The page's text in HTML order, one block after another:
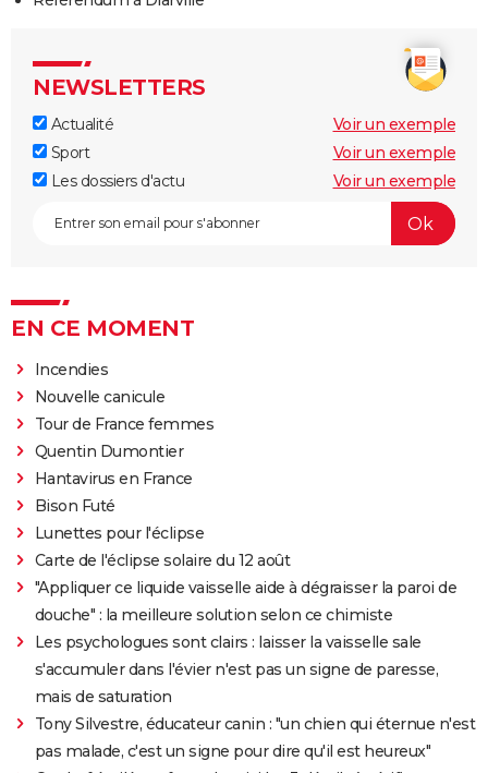
NEWSLETTERS
Actualité
Voir un exemple
Sport
Voir un exemple
Les dossiers d'actu
Voir un exemple
EN CE MOMENT
Incendies
Nouvelle canicule
Tour de France femmes
Quentin Dumontier
Hantavirus en France
Bison Futé
Lunettes pour l'éclipse
Carte de l'éclipse solaire du 12 août
"Appliquer ce liquide vaisselle aide à dégraisser la paroi de
douche" : la meilleure solution selon ce chimiste
Les psychologues sont clairs : laisser la vaisselle sale
s'accumuler dans l'évier n'est pas un signe de paresse,
mais de saturation
Tony Silvestre, éducateur canin : "un chien qui éternue n'est
pas malade, c'est un signe pour dire qu'il est heureux"